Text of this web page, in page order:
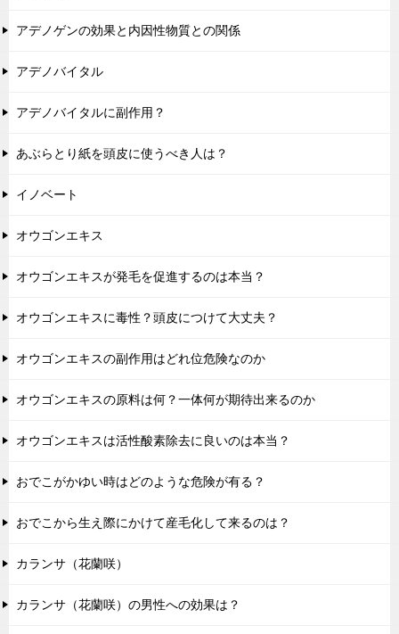
アデノゲンの効果と内因性物質との関係
アデノバイタル
アデノバイタルに副作用？
あぶらとり紙を頭皮に使うべき人は？
イノベート
オウゴンエキス
オウゴンエキスが発毛を促進するのは本当？
オウゴンエキスに毒性？頭皮につけて大丈夫？
オウゴンエキスの副作用はどれ位危険なのか
オウゴンエキスの原料は何？一体何が期待出来るのか
オウゴンエキスは活性酸素除去に良いのは本当？
おでこがかゆい時はどのような危険が有る？
おでこから生え際にかけて産毛化して来るのは？
カランサ（花蘭咲）
カランサ（花蘭咲）の男性への効果は？